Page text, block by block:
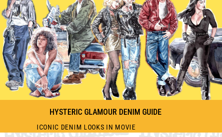
HYSTERIC GLAMOUR DENIM GUIDE
ICONIC DENIM LOOKS IN MOVIE